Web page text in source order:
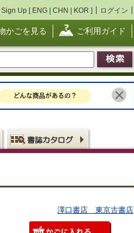
Sign Up [ ENG | CHN | KOR ] ログイン
かごを見る ご利用ガイド
澤口書店 東京古書店